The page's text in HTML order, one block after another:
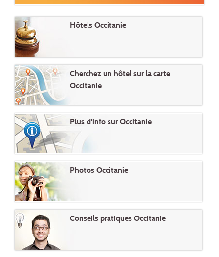
Hôtels Occitanie
Cherchez un hôtel sur la carte
Occitanie
Plus d'info sur Occitanie
Photos Occitanie
Conseils pratiques Occitanie